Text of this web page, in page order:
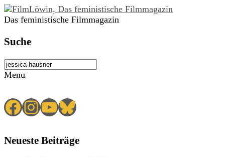
Das feministische Filmmagazin
Suche
Menu
Facebook
Instagram
YouTube
Bluesky
Neueste Beiträge